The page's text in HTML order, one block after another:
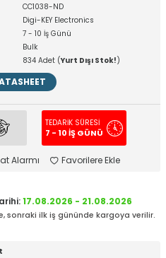
CC1038-ND
Digi-KEY Electronics
7 - 10 İş Günü
Bulk
834 Adet (Yurt Dışı Stok!)
TEDARİK SÜRESİ
7 - 10 İŞ GÜNÜ
Alarmı Favorilere Ekle
17.08.2026 - 21.08.2026
sonraki ilk iş gününde kargoya verilir.